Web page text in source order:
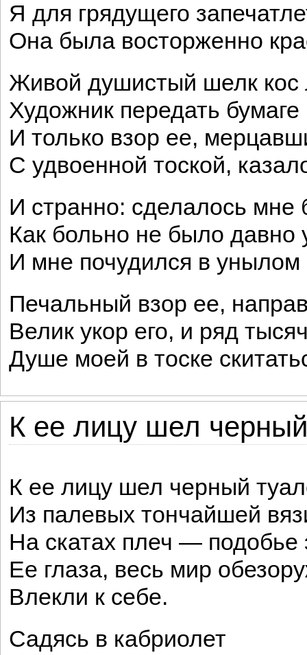
Я для грядущего
Она была восторженно
Живой душистый шелк кос
Художник передать
И только взор ее,
С удвоенной тоской,
И странно: сделалось мне
Как больно не было давно
И мне почудился в унылом
Печальный взор ее,
Велик укор его, и ряд
Душе моей в тоске
К ее лицу шел черный
К ее лицу шел черный
Из палевых тончайшей
На скатах плеч — подобье
Ее глаза, весь мир
Влекли к себе.
Садясь в кабриолет